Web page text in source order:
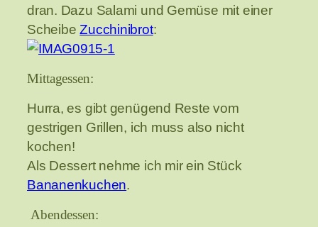
dran. Dazu Salami und Gemüse mit einer
ScheibeZucchinibrot:
Mittagessen:
Hurra, es gibt genügend Reste vom
gestrigen Grillen, ich muss also nicht
kochen!
Als Dessert nehme ich mir ein Stück
Bananenkuchen.
Abendessen: